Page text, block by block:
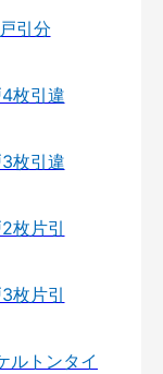
引分
枚引違
枚引違
枚片引
枚片引
ルトンタイ